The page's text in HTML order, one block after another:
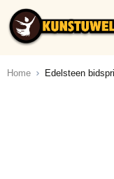
Ga naar de inhoud
Home Edelsteen